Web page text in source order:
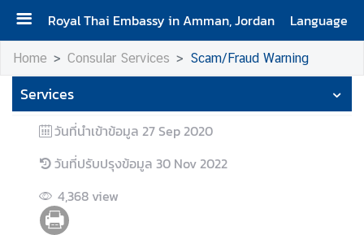
Royal Thai Embassy in Amman, Jordan
Language
H
o
m
e
o
t
a
Home Consular Services Scam/Fraud Warning
Services
วันที่นำเข้าข้อมูล 27 Sep 2020
วันที่ปรับปรุงข้อมูล 30 Nov 2022
4,368 view